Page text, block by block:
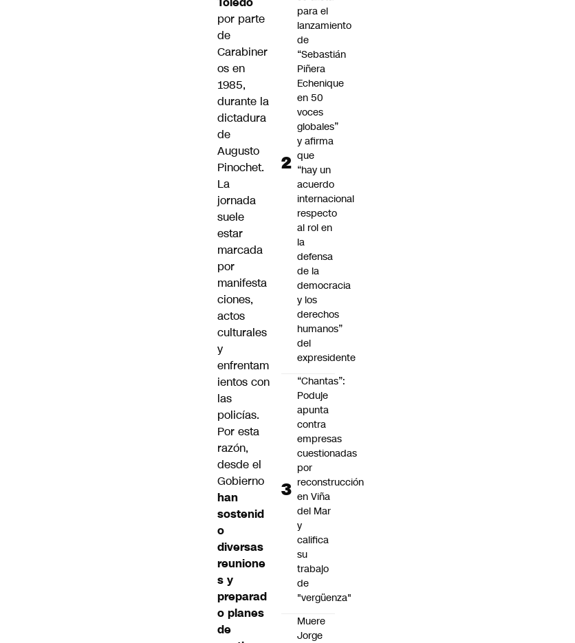
por parte
de
Carabiner
os en
1985,
durante la
dictadura
de
Augusto
Pinochet.
La
jornada
suele
estar
marcada
por
manifesta
ciones,
actos
culturales
y
enfrentam
ientos con
las
policías.
Por esta
razón,
desde el
Gobierno
han
sostenid
o
diversas
reunione
s y
preparad
o planes
de
para el
lanzamiento
de
“Sebastián
Piñera
Echenique
en 50
voces
globales”
y afirma
que
“hay un
acuerdo
internacional
respecto
al rol en
la
defensa
de la
democracia
y los
derechos
humanos”
del
expresidente
“Chantas”:
Poduje
apunta
contra
empresas
cuestionadas
por
reconstrucción
en Viña
del Mar
y
califica
su
trabajo
de
"vergüenza"
Muere
Jorge